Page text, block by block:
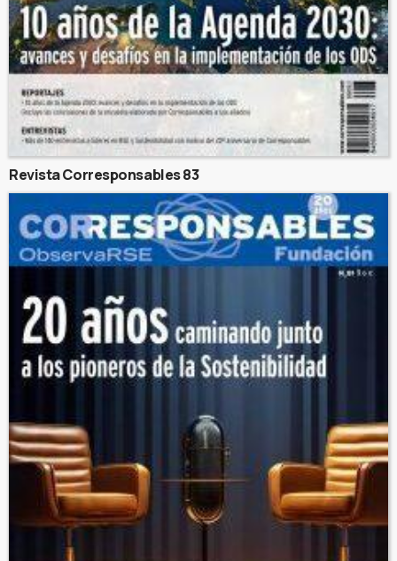
Revista Corresponsables 83